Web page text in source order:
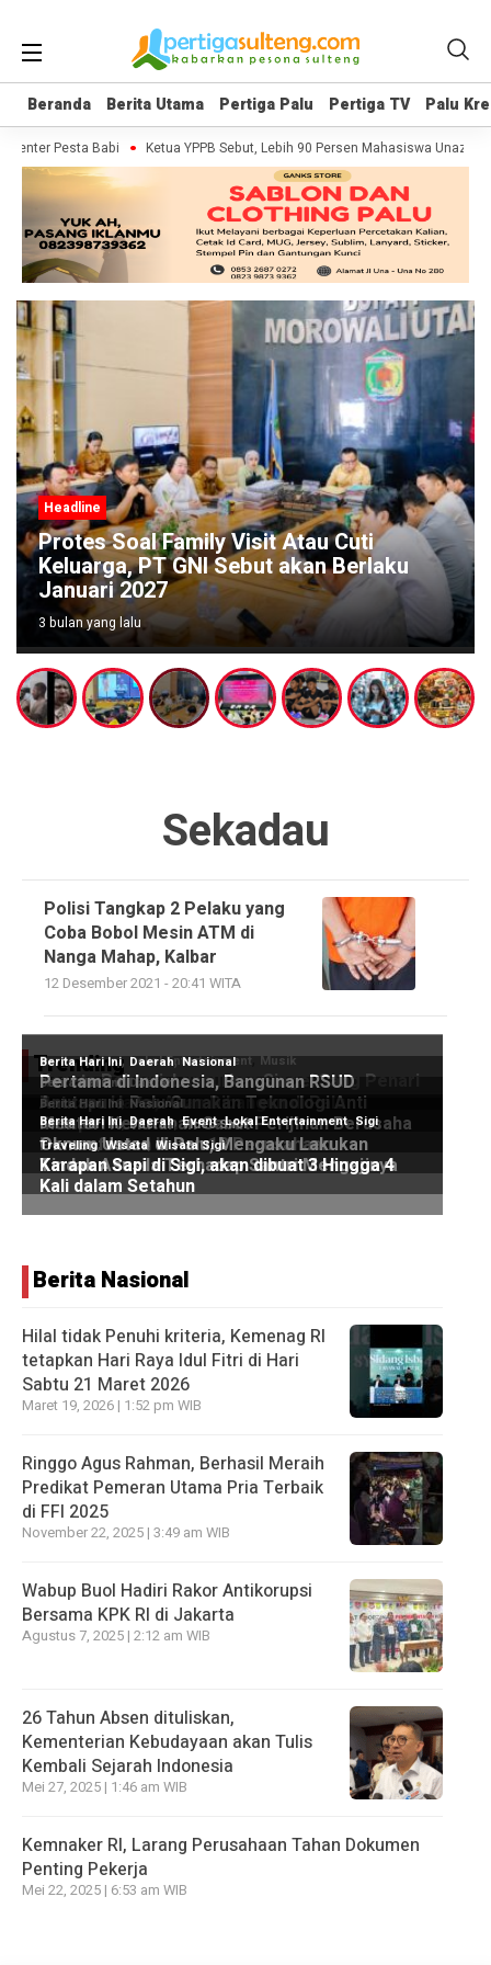
Beranda Berita Utama Pertiga Palu Pertiga TV Palu
Beranda Berita Utama Pertiga Palu Pertiga TV Palu
Pesta Babi Ketua YPPB Sebut, Lebih 90 Persen Mahasiswa Unazlam
Headline
Protes Soal Family Visit Atau Cuti
Keluarga, PT GNI Sebut akan Berlaku
Januari 2027
3 bulan yang lalu
Sekadau
Polisi Tangkap 2 Pelaku yang
Coba Bobol Mesin ATM di
Nanga Mahap, Kalbar
12 Desember 2021 - 20:41 WITA
Trending
Berita Nasional
Hilal tidak Penuhi kriteria, Kemenag RI
tetapkan Hari Raya Idul Fitri di Hari
Sabtu 21 Maret 2026
Maret 19, 2026 | 1:52 pm WIB
Ringgo Agus Rahman, Berhasil Meraih
Predikat Pemeran Utama Pria Terbaik
di FFI 2025
November 22, 2025 | 3:49 am WIB
Wabup Buol Hadiri Rakor Antikorupsi
Bersama KPK RI di Jakarta
Agustus 7, 2025 | 2:12 am WIB
26 Tahun Absen dituliskan,
Kementerian Kebudayaan akan Tulis
Kembali Sejarah Indonesia
Mei 27, 2025 | 1:46 am WIB
Kemnaker RI, Larang Perusahaan Tahan Dokumen
Penting Pekerja
Mei 22, 2025 | 6:53 am WIB